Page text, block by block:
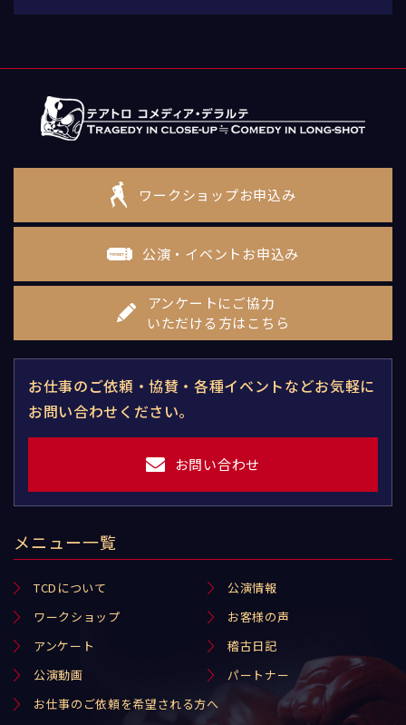
ワークショップお申込み
公演・イベントお申込み
アンケートにご協力
いただける方はこちら
お仕事のご依頼・協賛・各種イベントなどお気軽に
お問い合わせください。
お問い合わせ
メニュー一覧
TCDについて
公演情報
ワークショップ
お客様の声
アンケート
稽古日記
公演動画
パートナー
お仕事のご依頼を希望される方へ